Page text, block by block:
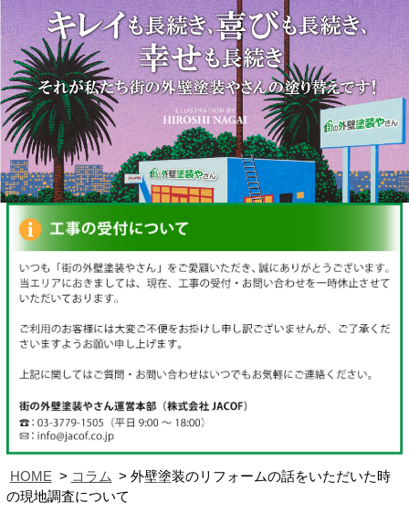
HOME コラム
外壁塗装のリフォームの話をいただいた時
の現地調査について